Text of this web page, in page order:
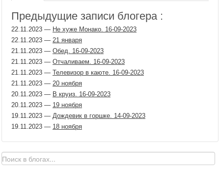
Предыдущие записи блогера :
22.11.2023 — Не хуже Монако. 16-09-2023
22.11.2023 — 21 января
21.11.2023 — Обед. 16-09-2023
21.11.2023 — Отчаливаем. 16-09-2023
21.11.2023 — Телевизор в каюте. 16-09-2023
21.11.2023 — 20 ноября
20.11.2023 — В круиз. 16-09-2023
20.11.2023 — 19 ноября
19.11.2023 — Дождевик в горшке. 14-09-2023
19.11.2023 — 18 ноября